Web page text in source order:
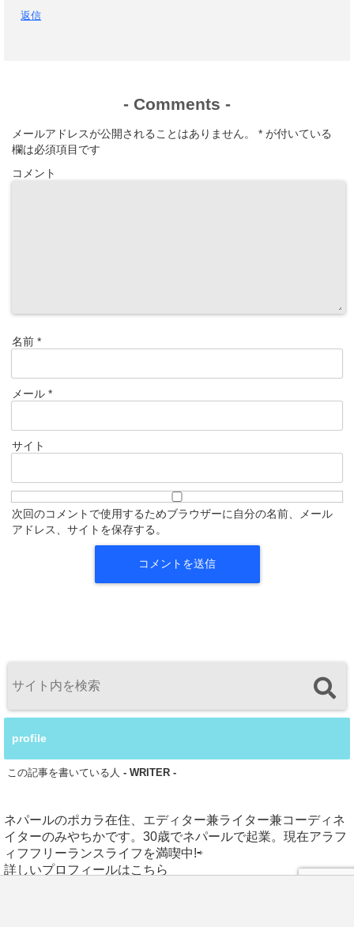
返信
- Comments -
メールアドレスが公開されることはありません。 * が付いている
欄は必須項目です
コメント
名前 *
メール *
サイト
次回のコメントで使用するためブラウザーに自分の名前、メール
アドレス、サイトを保存する。
profile
この記事を書いている人 - WRITER -
ネパールのポカラ在住、エディター兼ライター兼コーディネ
イターのみやちかです。30歳でネパールで起業。現在アラフ
ィフフリーランスライフを満喫中!⇨
詳しいプロフィールはこちら